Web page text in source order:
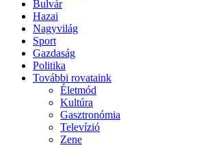
Bulvár
Hazai
Nagyvilág
Sport
Gazdaság
Politika
További rovataink
Életmód
Kultúra
Gasztronómia
Televízió
Zene